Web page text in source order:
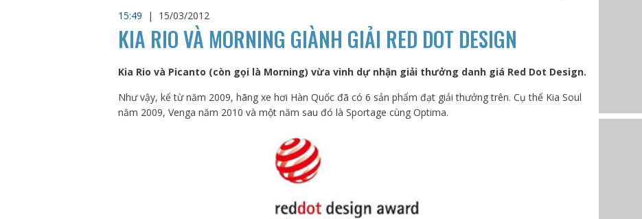
15:49
| 15/03/2012
KIA RIO VÀ MORNING GIÀNH GIẢI RED DOT DESIGN
Kia Rio và Picanto (còn gọi là Morning) vừa vinh dự nhận giải thưởng danh giá Red Dot Design.
Như vậy, kể từ năm 2009, hãng xe hơi Hàn Quốc đã có 6 sản phẩm đạt giải thưởng trên. Cụ thể Kia Soul
năm 2009, Venga năm 2010 và một năm sau đó là Sportage cùng Optima.